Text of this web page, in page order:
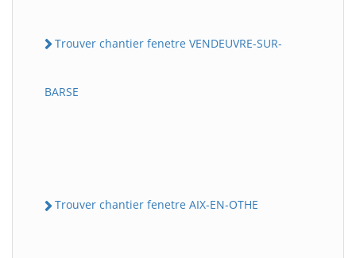
Trouver chantier fenetre VENDEUVRE-SUR-
BARSE
Trouver chantier fenetre AIX-EN-OTHE